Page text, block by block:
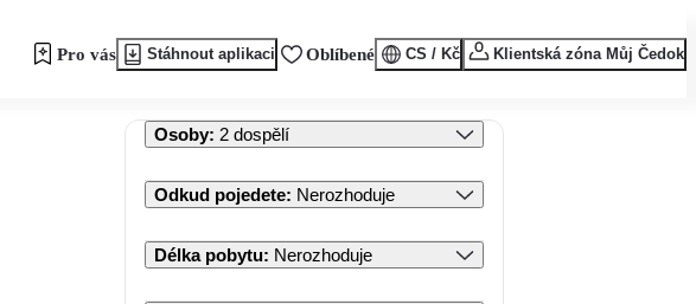
Pro vás Stáhnout aplikaci Oblíbené CS / Kč Klientská zóna Můj Čedok
Osoby: 2 dospělí
Odkud pojedete: Nerozhoduje
Délka pobytu: Nerozhoduje